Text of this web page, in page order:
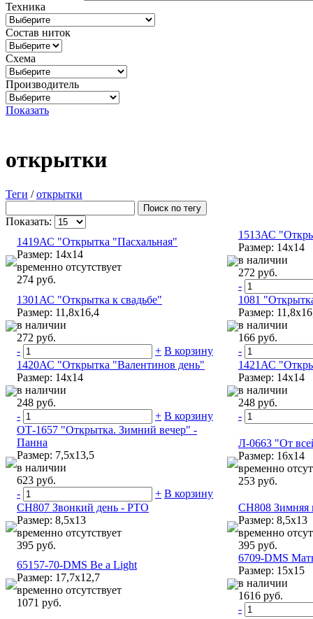
Техника
Состав ниток
Схема
Производитель
Показать
открытки
Теги /открытки
Показать:
1419АС "Открытка "Пасхальная"
Размер: 14х14
временно отсутствует
274 руб.
1513АС
Размер: 14х14
в наличии
272 руб.
-
1301АС "Открытка к свадьбе"
Размер: 11,8х16,4
в наличии
272 руб.
-
+ В корзину
1081
Размер:
в наличии
166 руб.
-
1420АС "Открытка "Валентинов день"
Размер: 14х14
в наличии
248 руб.
-
+ В корзину
1421АС
Размер: 14х14
в наличии
248 руб.
-
ОТ-1657 "Открытка. Зимний вечер" -
Панна
Размер: 7,5х13,5
в наличии
623 руб.
-
+ В корзину
Л-0663 "От
Размер: 16x14
временно
253 руб.
CH807 Звонкий день - РТО
Размер: 8,5х13
временно отсутствует
395 руб.
CH808 Зимняя
Размер: 8,5х13
временно
395 руб.
65157-70-DMS Be a Light
Размер: 17,7х12,7
временно отсутствует
1071 руб.
6709-DMS
Размер: 15x15
в наличии
1616 руб.
-